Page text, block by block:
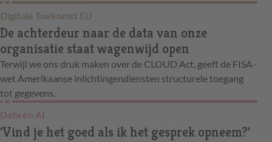
Digitale Toekomst EU
De achterdeur naar de data van onze
organisatie staat wagenwijd open
Terwijl we ons druk maken over de CLOUD Act, geeft de FISA-
wet Amerikaanse inlichtingendiensten structurele toegang
tot gegevens.
Data en AI
'Vind je het goed als ik het gesprek opneem?'